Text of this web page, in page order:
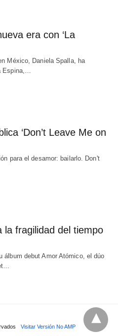
era con ‘La
México, Daniela Spalla, ha
Espina,…
‘Don’t Leave Me on
para el desamor: bailarlo. Don't
la fragilidad del tiempo
álbum debut Amor Atómico, el dúo
Visitar Versión No AMP